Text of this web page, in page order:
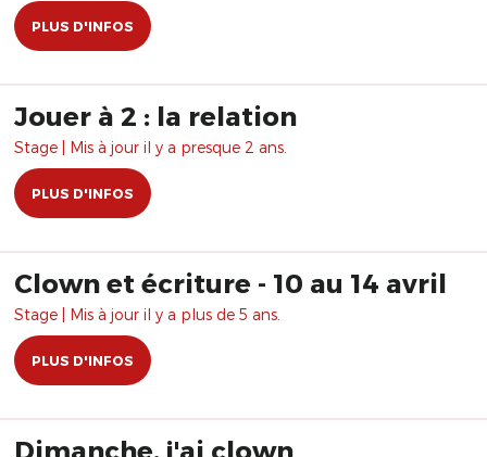
PLUS D'INFOS
Jouer à 2 : la relation
Stage | Mis à jour il y a presque 2 ans.
PLUS D'INFOS
Clown et écriture - 10 au 14 avril
Stage | Mis à jour il y a plus de 5 ans.
PLUS D'INFOS
Dimanche, j'ai clown